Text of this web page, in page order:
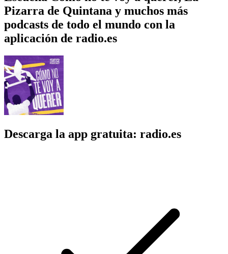
Pizarra de Quintana y muchos más
podcasts de todo el mundo con la
aplicación de radio.es
Descarga la app gratuita: radio.es